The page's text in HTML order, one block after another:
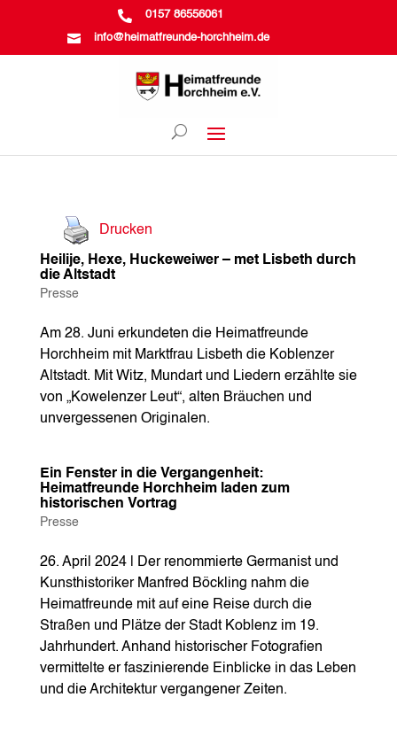
 0157 86556061
 info@heimatfreunde-horchheim.de
Drucken
Heilije, Hexe, Huckeweiwer – met Lisbeth durch
die Altstadt
Presse
Am 28. Juni erkundeten die Heimatfreunde
Horchheim mit Marktfrau Lisbeth die Koblenzer
Altstadt. Mit Witz, Mundart und Liedern erzählte sie
von „Kowelenzer Leut“, alten Bräuchen und
unvergessenen Originalen.
Ein Fenster in die Vergangenheit:
Heimatfreunde Horchheim laden zum
historischen Vortrag
Presse
26. April 2024 | Der renommierte Germanist und
Kunsthistoriker Manfred Böckling nahm die
Heimatfreunde mit auf eine Reise durch die
Straßen und Plätze der Stadt Koblenz im 19.
Jahrhundert. Anhand historischer Fotografien
vermittelte er faszinierende Einblicke in das Leben
und die Architektur vergangener Zeiten.